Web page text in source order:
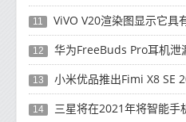
11 ViVO V20渲染图显示它具有
12 华为FreeBuds Pro耳机泄
13 小米优品推出Fimi X8 SE
14 三星将在2021年将智能手